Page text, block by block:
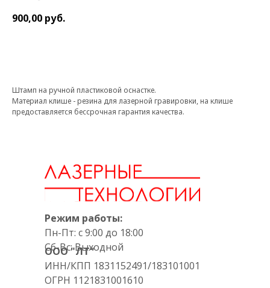
900,00 руб.
Штамп на ручной пластиковой оснастке.
Материал клише - резина для лазерной гравировки, на клише
предоставляется бессрочная гарантия качества.
Режим работы:
Пн-Пт: с 9:00 до 18:00
Сб-Вс: Выходной
ООО "ЛТ"
ИНН/КПП 1831152491/183101001
ОГРН 1121831001610